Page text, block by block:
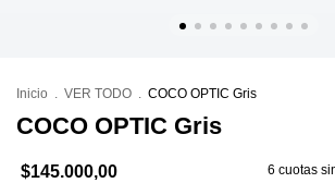
Inicio . VER TODO . COCO OPTIC Gris
COCO OPTIC Gris
$145.000,00 6 cuotas